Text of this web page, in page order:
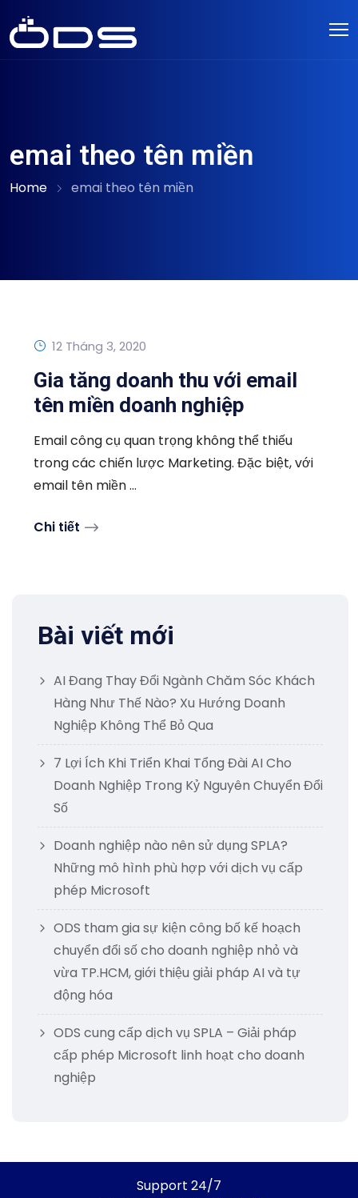
emai theo tên miền
Home emai theo tên miền
12 Tháng 3, 2020
Gia tăng doanh thu với email
tên miền doanh nghiệp
Email công cụ quan trọng không thể thiếu
trong các chiến lược Marketing. Đặc biệt, với
email tên miền ...
Chi tiết
Bài viết mới
AI Đang Thay Đổi Ngành Chăm Sóc Khách
Hàng Như Thế Nào? Xu Hướng Doanh
Nghiệp Không Thể Bỏ Qua
7 Lợi Ích Khi Triển Khai Tổng Đài AI Cho
Doanh Nghiệp Trong Kỷ Nguyên Chuyển Đổi
Số
Doanh nghiệp nào nên sử dụng SPLA?
Những mô hình phù hợp với dịch vụ cấp
phép Microsoft
ODS tham gia sự kiện công bố kế hoạch
chuyển đổi số cho doanh nghiệp nhỏ và
vừa TP.HCM, giới thiệu giải pháp AI và tự
động hóa
ODS cung cấp dịch vụ SPLA – Giải pháp
cấp phép Microsoft linh hoạt cho doanh
nghiệp
Support 24/7